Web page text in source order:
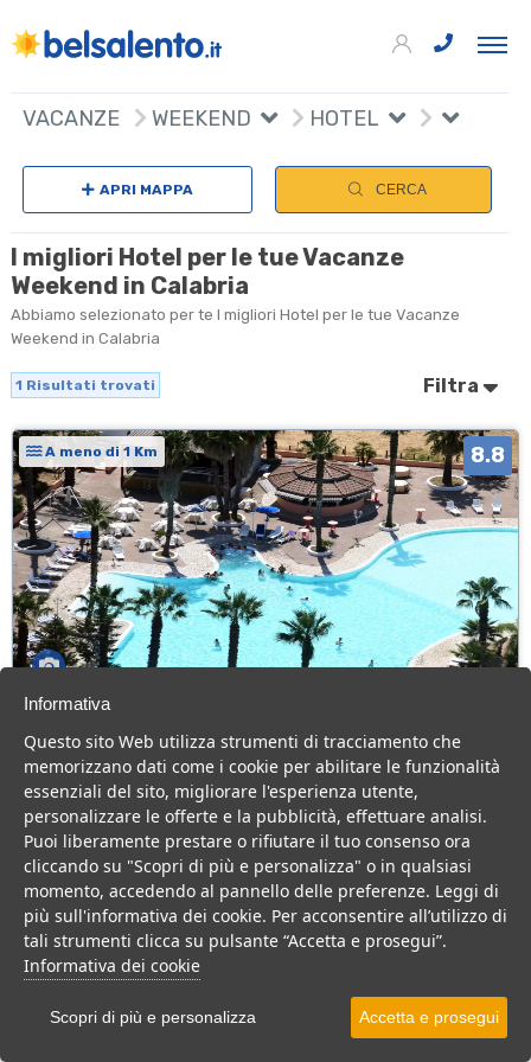
VACANZE WEEKEND HOTEL
APRI MAPPA CERCA
I migliori Hotel per le tue Vacanze
Weekend in Calabria
Abbiamo selezionato per te I migliori Hotel per le tue Vacanze
Weekend in Calabria
1 Risultati trovati Filtra
A meno di 1 Km 8.8
Calabria > Cassano allo Ionio > Marina di Sibari
80 Camere
Hotel 4 stelle in Calabria, con animazione e cucina tipica, per una
vacanza divertente per tutta la famiglia.
Villaggio Hotel
VEDI SU MAPPA
+
Informativa
Questo sito Web utilizza strumenti di tracciamento che
memorizzano dati come i cookie per abilitare le funzionalità
essenziali del sito, migliorare l'esperienza utente,
personalizzare le offerte e la pubblicità, effettuare analisi.
Puoi liberamente prestare o rifiutare il tuo consenso ora
cliccando su "Scopri di più e personalizza" o in qualsiasi
momento, accedendo al pannello delle preferenze. Leggi di
più sull'informativa dei cookie. Per acconsentire all’utilizzo di
tali strumenti clicca su pulsante “Accetta e prosegui”.
Informativa dei cookie
Scopri di più e personalizza Accetta e prosegui